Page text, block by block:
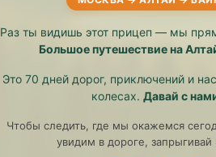
Раз ты видишь этот прицеп — мы
Большое путешествие на
Это 70 дней дорог, приключений и
колесах. Давай с
Чтобы следить, где мы окажемся
увидим в дороге, запрыгивай